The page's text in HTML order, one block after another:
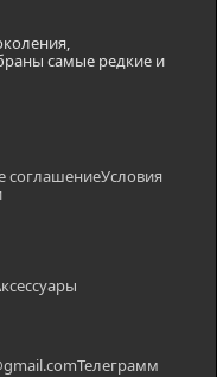
самые редкие и
соглашениеУсловия
Телеграмм